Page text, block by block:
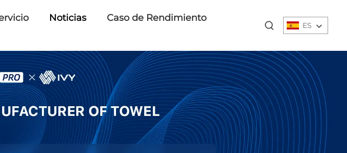
Noticias
Caso de Rendimiento
ES